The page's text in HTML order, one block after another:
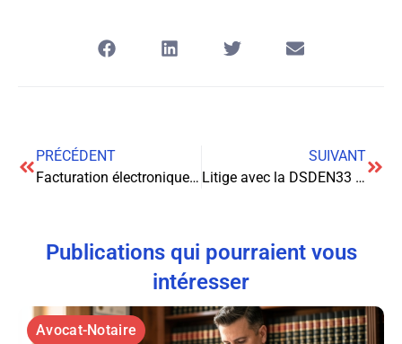
PRÉCÉDENT
Facturation électronique : construire votre bouclier juridique
SUIVANT
Litige avec la DSDEN33 : options légales pour les parents
Publications qui pourraient vous
intéresser
Avocat-Notaire